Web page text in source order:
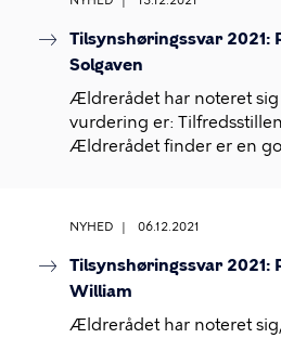
Tilsynshøringssvar 2021:
Solgaven
Ældrerådet har noteret sig
vurdering er:
Ældrerådet finder er en
NYHED 06.12.2021
Tilsynshøringssvar 2021:
William
Ældrerådet har noteret